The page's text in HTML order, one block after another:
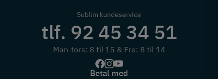
Sublim kundeservice
tlf. 92 45 34 51
Man-tors: 8 til 15 & Fre: 8 til 14
Betal med